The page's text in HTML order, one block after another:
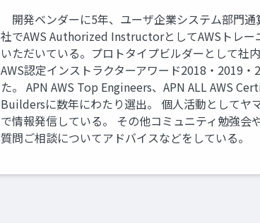
開発ベンダーに5年、ユーザ企業システム部門
社でAWS Authorized InstructorとしてAWSトレ
いただいている。プロトタイプビルダーとして社
AWS認定インストラクターアワード2018・2019
た。 APN AWS Top Engineers、APN ALL AWS
Buildersに数年にわたり選出。 個人活動としてヤ
で情報発信している。 その他コミュニティ勉強
質問ご相談についてアドバイスなどをしている。